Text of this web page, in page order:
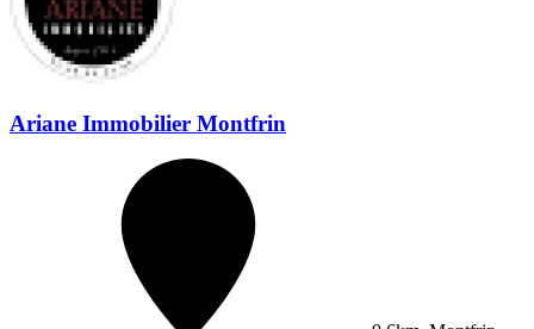
Ariane Immobilier Montfrin